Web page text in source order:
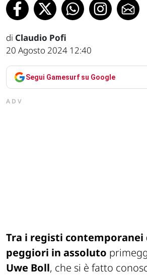
di Claudio Pofi
20 Agosto 2024 12:40
Segui Gamesurf su Google
ADV
Tra i registi contemporanei
peggiori in assoluto
Uwe Boll, che si è fatto